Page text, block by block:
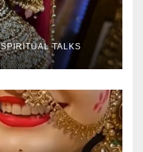
SPIRITUAL TALKS